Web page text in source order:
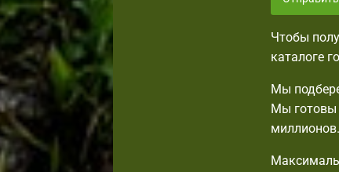
Чтобы
каталоге
Мы
Мы готовы
миллионов.